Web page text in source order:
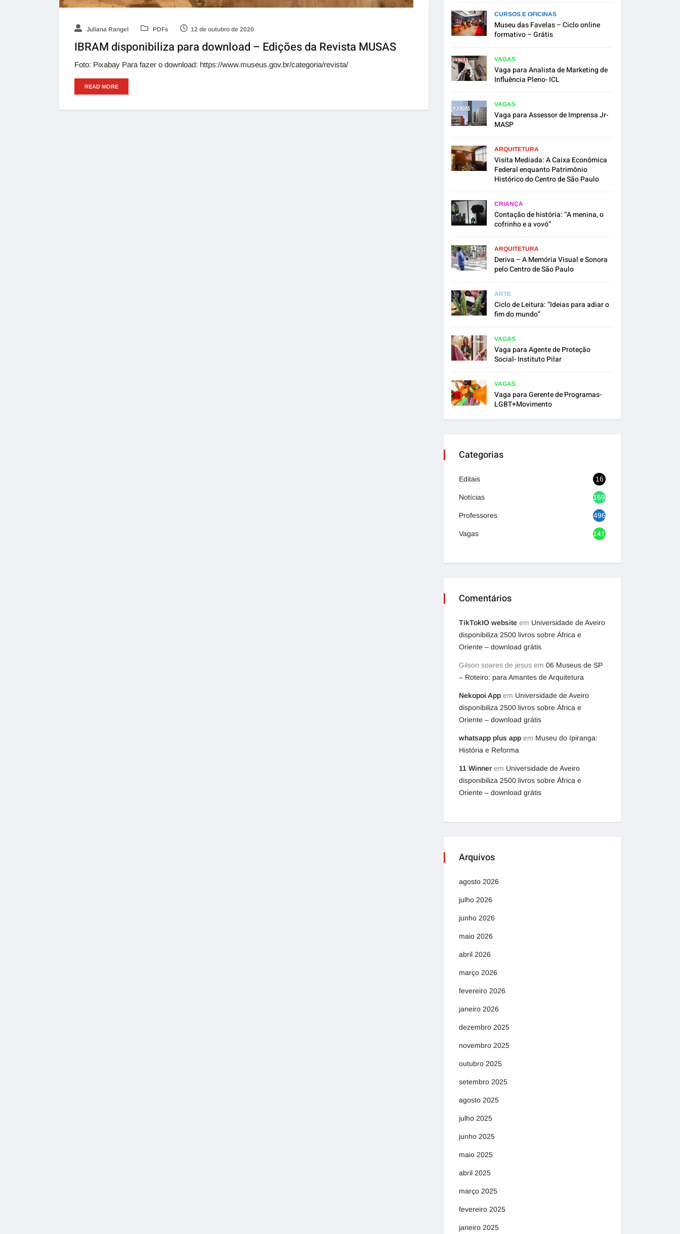
Juliana Rangel PDFs 12 de outubro de 2020
IBRAM disponibiliza para download – Edições da Revista MUSAS
Foto: Pixabay Para fazer o download: https://www.museus.gov.br/categoria/revista/
READ MORE
CURSOS E OFICINAS
Museu das Favelas – Ciclo online
formativo – Grátis
VAGAS
Vaga para Analista de Marketing de
Influência Pleno- ICL
VAGAS
Vaga para Assessor de Imprensa Jr-
MASP
ARQUITETURA
Visita Mediada: A Caixa Econômica
Federal enquanto Patrimônio
Histórico do Centro de São Paulo
CRIANÇA
Contação de história: “A menina, o
cofrinho e a vovó”
ARQUITETURA
Deriva – A Memória Visual e Sonora
pelo Centro de São Paulo
ARTE
Ciclo de Leitura: “Ideias para adiar o
fim do mundo”
VAGAS
Vaga para Agente de Proteção
Social- Instituto Pilar
VAGAS
Vaga para Gerente de Programas-
LGBT+Movimento
Categorias
Editais 16
Notícias 1692
Professores 496
Vagas 1417
Comentários
TikTokIO website em Universidade de Aveiro
disponibiliza 2500 livros sobre África e
Oriente – download grátis
Gilson soares de jesus em 06 Museus de SP
– Roteiro: para Amantes de Arquitetura
Nekopoi App em Universidade de Aveiro
disponibiliza 2500 livros sobre África e
Oriente – download grátis
whatsapp plus app em Museu do Ipiranga:
História e Reforma
11 Winner em Universidade de Aveiro
disponibiliza 2500 livros sobre África e
Oriente – download grátis
Arquivos
agosto 2026
julho 2026
junho 2026
maio 2026
abril 2026
março 2026
fevereiro 2026
janeiro 2026
dezembro 2025
novembro 2025
outubro 2025
setembro 2025
agosto 2025
julho 2025
junho 2025
maio 2025
abril 2025
março 2025
fevereiro 2025
janeiro 2025